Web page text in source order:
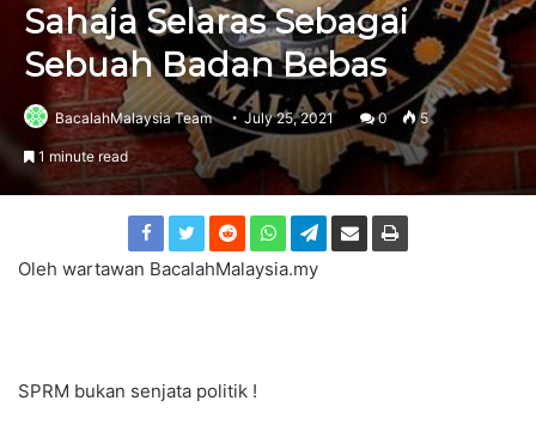
Sahaja Selaras Sebagai
Sebuah Badan Bebas
BacalahMalaysia Team July 25, 2021 0 5
1 minute read
Oleh wartawan BacalahMalaysia.my
SPRM bukan senjata politik !